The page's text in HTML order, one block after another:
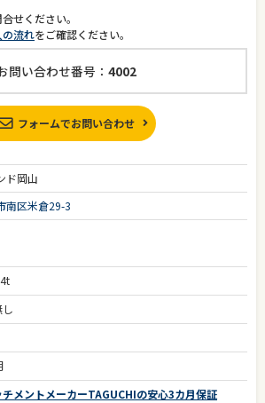
せください。
の流れをご確認ください。
問い合わせ番号： 4002
フォームでお問い合わせ
ド岡山
南区米倉29-3
チメントメーカーTAGUCHIの安心3カ月保証